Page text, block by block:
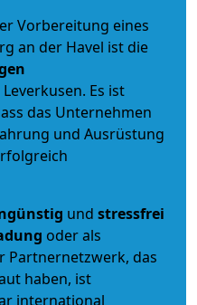
Vorbereitung eines
an der Havel ist die
Es ist
das Unternehmen
und Ausrüstung
und stressfrei
oder als
Partnernetzwerk, das
haben, ist
international